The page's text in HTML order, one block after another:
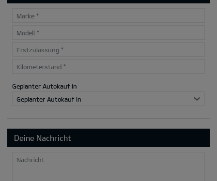
Marke *
Modell *
Erstzulassung *
Kilometerstand *
Geplanter Autokauf in
Geplanter Autokauf in
Deine Nachricht
Nachricht